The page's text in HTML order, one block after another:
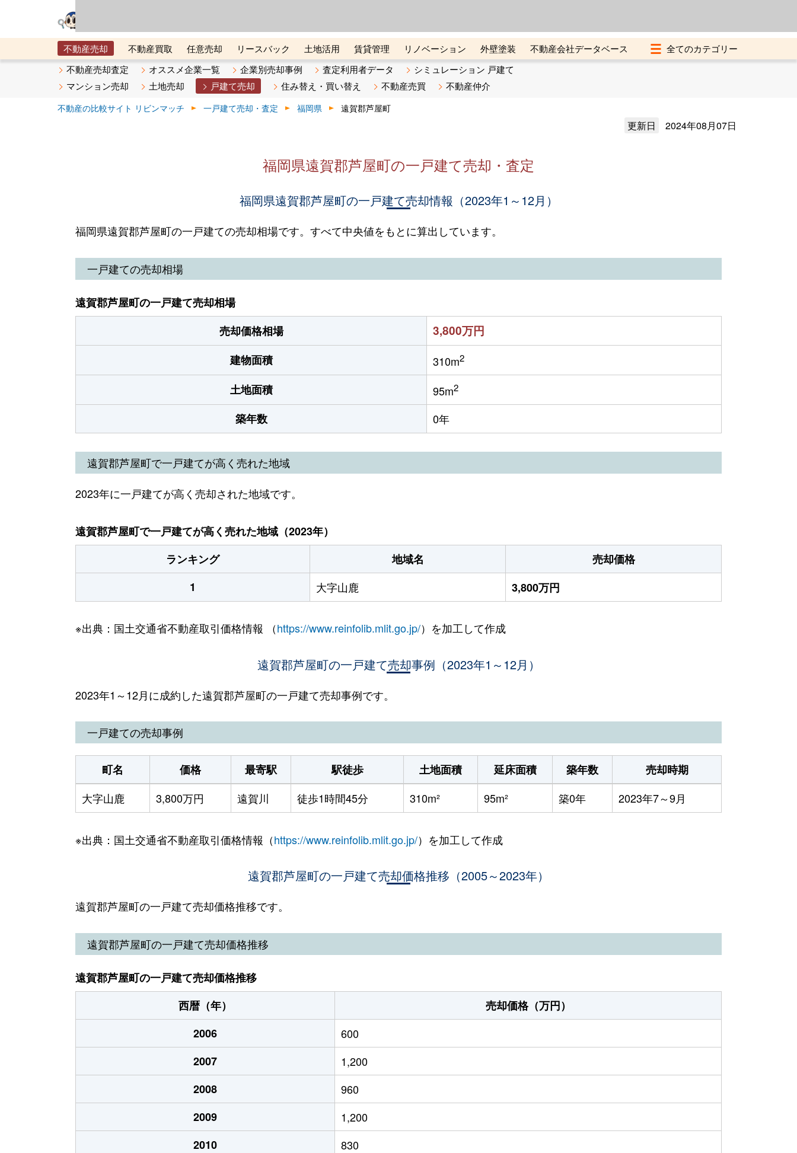
不動産売却 不動産買取 任意売却 リースバック 土地活用 賃貸管理 リノベーション 外壁塗装
不動産会社データベース
メタ住宅展示場
ベスト不動産カンパニー オンライン講座 リビンマガジンBiz 不動産売却ご相談デスク
不動産売却査定 オススメ企業一覧 企業別売却事例 査定利用者データ
シミュレーション 戸建て
マンション売却
土地売却 戸建て売却 住み替え・買い替え 不動産売買 不動産仲介
不動産の比較サイト リビンマッチ 一戸建て売却・査定 福岡県 遠賀郡芦屋町
更新日 2024年08月07日
福岡県遠賀郡芦屋町の一戸建て売却・査定
福岡県遠賀郡芦屋町の一戸建て売却情報（2023年1～12月）
福岡県遠賀郡芦屋町の一戸建ての売却相場です。すべて中央値をもとに算出しています。
一戸建ての売却相場
遠賀郡芦屋町の一戸建て売却相場
売却価格相場
3,800万円
建物面積 310m2
土地面積 95m2
築年数 0年
遠賀郡芦屋町で一戸建てが高く売れた地域
2023年に一戸建てが高く売却された地域です。
遠賀郡芦屋町で一戸建てが高く売れた地域（2023年）
ランキング
地域名
売却価格
1
大字山鹿 3,800万円
※出典：国土交通省不動産取引価格情報 （https://www.reinfolib.mlit.go.jp/）を加工して作成
遠賀郡芦屋町の一戸建て売却事例（2023年1～12月）
2023年1～12月に成約した遠賀郡芦屋町の一戸建て売却事例です。
一戸建ての売却事例
町名 価格 最寄駅 駅徒歩 土地面積 延床面積 築年数
売却時期
大字山鹿
3,800万円 遠賀川 徒歩1時間45分 310m² 95m² 築0年 2023年7～9月
※出典：国土交通省不動産取引価格情報（https://www.reinfolib.mlit.go.jp/）を加工して作成
遠賀郡芦屋町の一戸建て売却価格推移（2005～2023年）
遠賀郡芦屋町の一戸建て売却価格推移です。
遠賀郡芦屋町の一戸建て売却価格推移
遠賀郡芦屋町の一戸建て売却価格推移
西暦（年）
売却価格（万円）
2006
600
2007
1,200
2008
960
2009
1,200
2010
830